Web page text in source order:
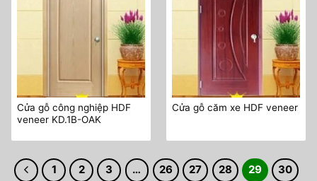
Cửa gỗ công nghiệp HDF
veneer KD.1B-OAK
Cửa gỗ căm xe HDF veneer
1 2 3 … 26 27 28 29
30